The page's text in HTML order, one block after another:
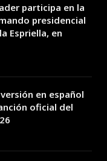
participa en la
presidencial
Espriella, en
en español
oficial del